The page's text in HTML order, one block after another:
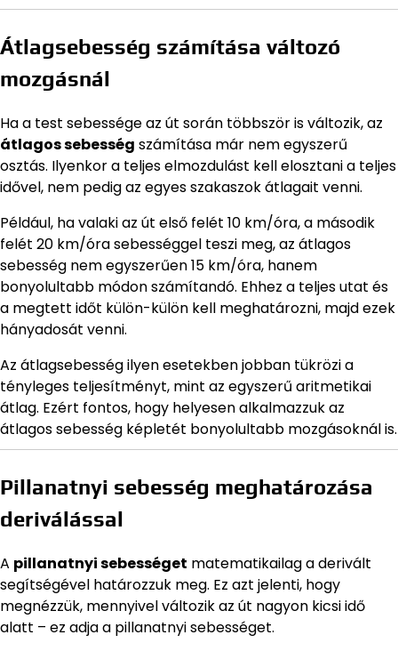
Átlagsebesség számítása változó
mozgásnál
Ha a test sebessége az út során többször is változik, az
átlagos sebesség számítása már nem egyszerű
osztás. Ilyenkor a teljes elmozdulást kell elosztani a teljes
idővel, nem pedig az egyes szakaszok átlagait venni.
Például, ha valaki az út első felét 10 km/óra, a második
felét 20 km/óra sebességgel teszi meg, az átlagos
sebesség nem egyszerűen 15 km/óra, hanem
bonyolultabb módon számítandó. Ehhez a teljes utat és
a megtett időt külön-külön kell meghatározni, majd ezek
hányadosát venni.
Az átlagsebesség ilyen esetekben jobban tükrözi a
tényleges teljesítményt, mint az egyszerű aritmetikai
átlag. Ezért fontos, hogy helyesen alkalmazzuk az
átlagos sebesség képletét bonyolultabb mozgásoknál is.
Pillanatnyi sebesség meghatározása
deriválással
A pillanatnyi sebességet matematikailag a derivált
segítségével határozzuk meg. Ez azt jelenti, hogy
megnézzük, mennyivel változik az út nagyon kicsi idő
alatt – ez adja a pillanatnyi sebességet.